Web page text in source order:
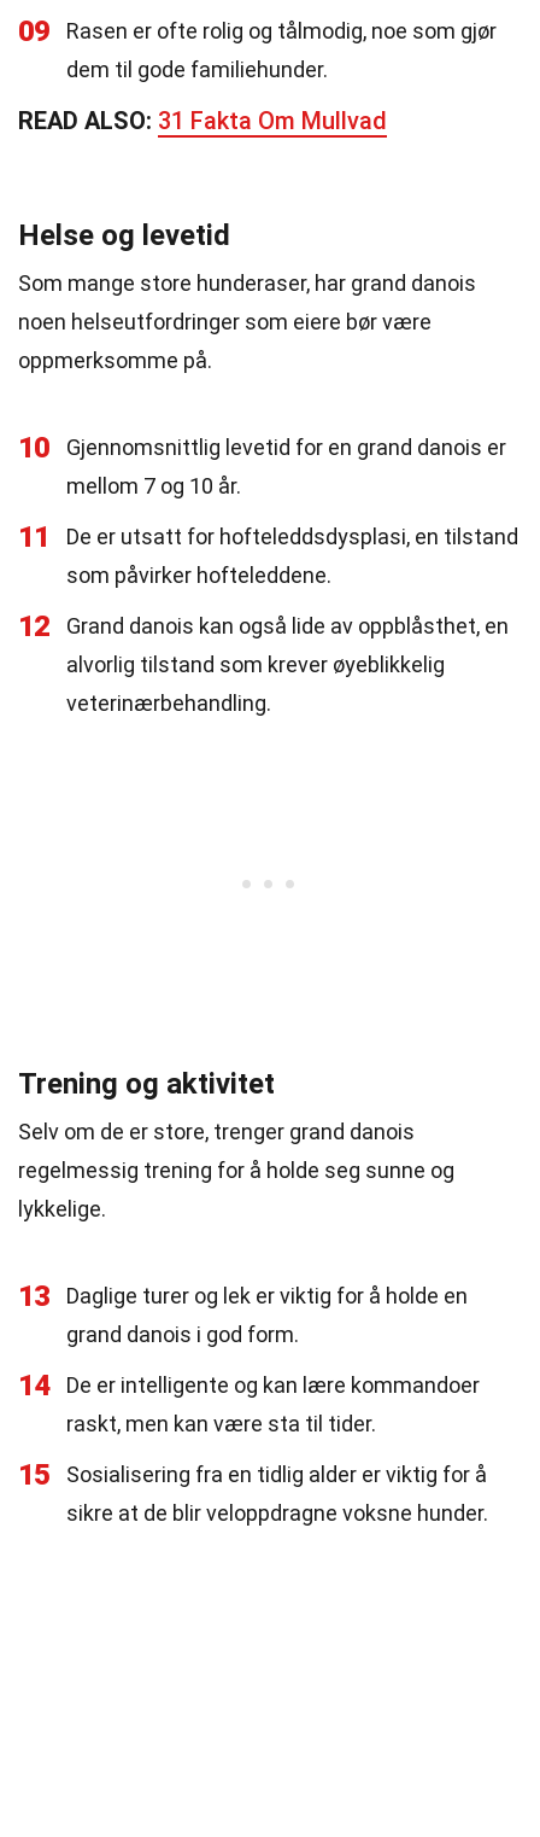
09
Rasen er ofte rolig og tålmodig, noe som gjør
dem til gode familiehunder.
READ ALSO: 31 Fakta Om Mullvad
Helse og levetid
Som mange store hunderaser, har grand danois
noen helseutfordringer som eiere bør være
oppmerksomme på.
10
Gjennomsnittlig levetid for en grand danois er
mellom 7 og 10 år.
11
De er utsatt for hofteleddsdysplasi, en tilstand
som påvirker hofteleddene.
12
Grand danois kan også lide av oppblåsthet, en
alvorlig tilstand som krever øyeblikkelig
veterinærbehandling.
Trening og aktivitet
Selv om de er store, trenger grand danois
regelmessig trening for å holde seg sunne og
lykkelige.
13
Daglige turer og lek er viktig for å holde en
grand danois i god form.
14
De er intelligente og kan lære kommandoer
raskt, men kan være sta til tider.
15
Sosialisering fra en tidlig alder er viktig for å
sikre at de blir veloppdragne voksne hunder.